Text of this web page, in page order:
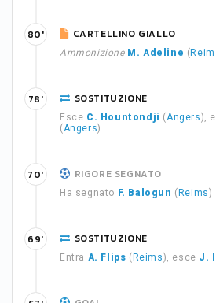
CARTELLINO GIALLO
Ammonizione M. Adeline (
80'
SOSTITUZIONE
Esce C. Hountondji (Angers),
(Angers)
78'
RIGORE SEGNATO
Ha segnato F. Balogun ( Reims)
70'
SOSTITUZIONE
Entra A. Flips ( Reims), esce J.
69'